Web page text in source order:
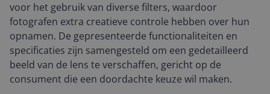
voor het gebruik van diverse filters, waardoor
fotografen extra creatieve controle hebben over hun
opnamen. De gepresenteerde functionaliteiten en
specificaties zijn samengesteld om een gedetailleerd
beeld van de lens te verschaffen, gericht op de
consument die een doordachte keuze wil maken.